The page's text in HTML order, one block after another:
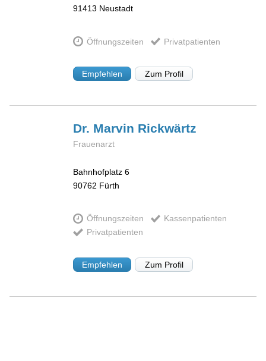
91413 Neustadt
Öffnungszeiten Privatpatienten
Empfehlen Zum Profil
Dr. Marvin Rickwärtz
Frauenarzt
Bahnhofplatz 6
90762 Fürth
Öffnungszeiten
Kassenpatienten
Privatpatienten
Empfehlen Zum Profil